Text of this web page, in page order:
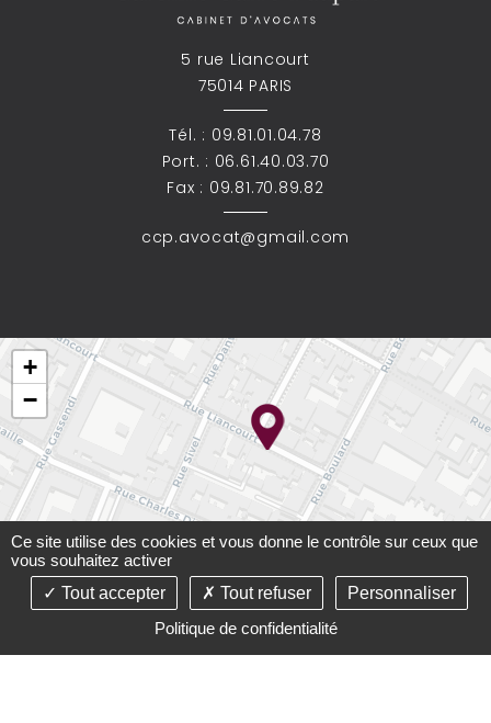
5 rue Liancourt
75014 PARIS
Tél. : 09.81.01.04.78
Port. : 06.61.40.03.70
Fax : 09.81.70.89.82
ccp.avocat@gmail.com
+
−
Leaflet
©2021-26 Cabinet Carré-Paupart - Tous droits réservés -
Conception :Absolute Communication& Réalisation :
Ce site utilise des cookies et vous donne le contrôle sur ceux que
vous souhaitez activer
Tout accepter
Tout refuser
Personnaliser
Politique de confidentialité